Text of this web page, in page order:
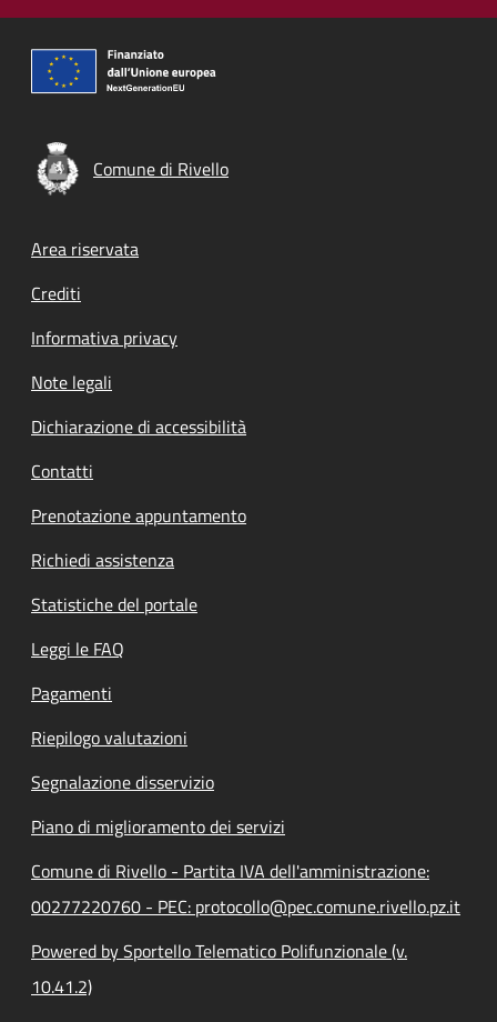
Comune di Rivello
Footer menu
Area riservata
Crediti
Informativa privacy
Note legali
Dichiarazione di accessibilità
Contatti
Prenotazione appuntamento
Richiedi assistenza
Statistiche del portale
Leggi le FAQ
Pagamenti
Riepilogo valutazioni
Segnalazione disservizio
Piano di miglioramento dei servizi
Comune di Rivello - Partita IVA dell'amministrazione:
00277220760 - PEC: protocollo@pec.comune.rivello.pz.it
Powered by Sportello Telematico Polifunzionale (v.
10.41.2)